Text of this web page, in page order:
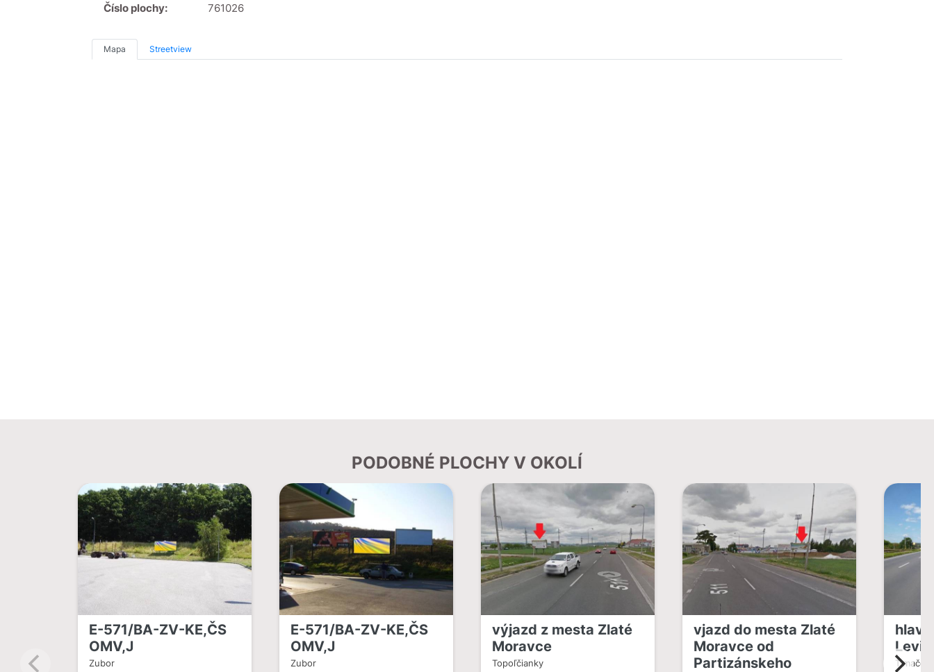
Číslo plochy: 761026
Mapa Streetview
PODOBNÉ PLOCHY V OKOLÍ
E-571/BA-ZV-KE,ČS
OMV,J
Zubor
E-571/BA-ZV-KE,ČS
OMV,J
Zubor
výjazd z mesta Zlaté
Moravce
Topoľčianky
vjazd do mesta Zlaté
Moravce od
Partizánskeho
Tlmače